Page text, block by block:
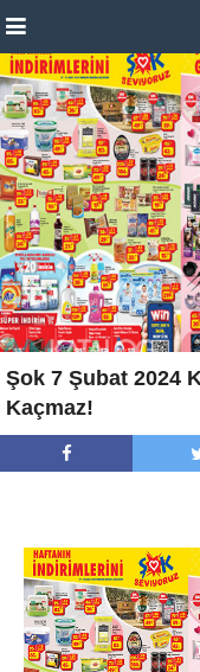
Şok 7 Şubat 2024
Kaçmaz!